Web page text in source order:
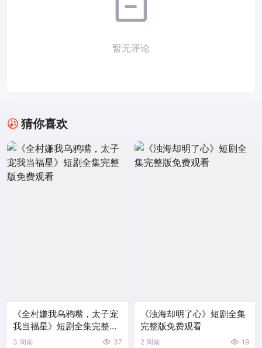
暂无评论
猜你喜欢
《全村嫌我乌鸦嘴，太子宠
我当福星》短剧全集完整版
免费观看
3 周前 37
《浊海却明了心》短剧全集
完整版免费观看
2 周前 19